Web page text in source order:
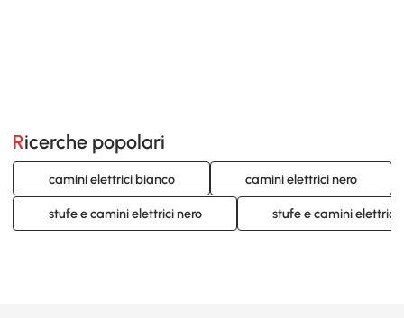
Ricerche popolari
camini elettrici bianco camini elettrici nero
stufe e camini elettrici nero stufe e camini elettrici